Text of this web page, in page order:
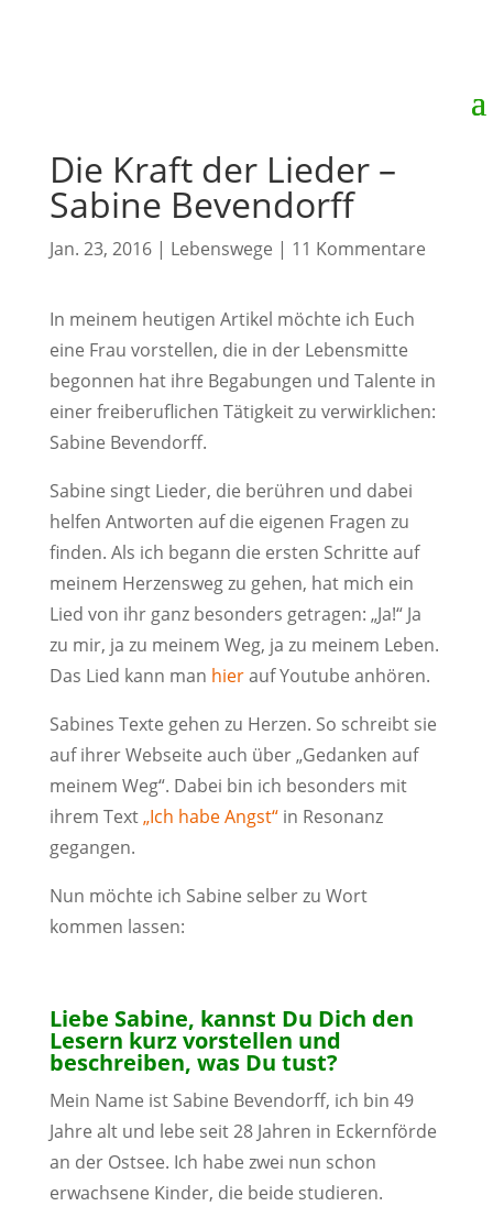
Die Kraft der Lieder –
Sabine Bevendorff
Jan. 23, 2016| Lebenswege | 11 Kommentare
In meinem heutigen Artikel möchte ich Euch
eine Frau vorstellen, die in der Lebensmitte
begonnen hat ihre Begabungen und Talente in
einer freiberuflichen Tätigkeit zu verwirklichen:
Sabine Bevendorff.
Sabine singt Lieder, die berühren und dabei
helfen Antworten auf die eigenen Fragen zu
finden. Als ich begann die ersten Schritte auf
meinem Herzensweg zu gehen, hat mich ein
Lied von ihr ganz besonders getragen: „Ja!“ Ja
zu mir, ja zu meinem Weg, ja zu meinem Leben.
Das Lied kann man hierauf Youtube anhören.
Sabines Texte gehen zu Herzen. So schreibt sie
auf ihrer Webseite auch über „Gedanken auf
meinem Weg“. Dabei bin ich besonders mit
ihrem Text„Ich habe Angst“in Resonanz
gegangen.
Nun möchte ich Sabine selber zu Wort
kommen lassen:
Liebe Sabine, kannst Du Dich den
Lesern kurz vorstellen und
beschreiben, was Du tust?
Mein Name ist Sabine Bevendorff, ich bin 49
Jahre alt und lebe seit 28 Jahren in Eckernförde
an der Ostsee. Ich habe zwei nun schon
erwachsene Kinder, die beide studieren.